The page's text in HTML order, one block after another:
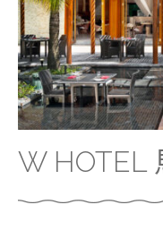
W HOTEL